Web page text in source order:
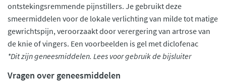
ontstekingsremmende pijnstillers. Je gebruikt deze
smeermiddelen voor de lokale verlichting van milde tot matige
gewrichtspijn, veroorzaakt door verergering van artrose van
de knie of vingers. Een voorbeelden is gel met diclofenac
*Dit zijn geneesmiddelen. Lees voor gebruik de bijsluiter
Vragen over geneesmiddelen